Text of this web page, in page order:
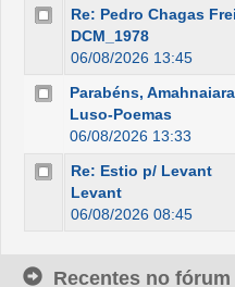
Re: Pedro Chagas
DCM_1978
06/08/2026 13:45
Parabéns,
Luso-Poemas
06/08/2026 13:33
Re: Estio p/ Levant
Levant
06/08/2026 08:45
Recentes no fórum